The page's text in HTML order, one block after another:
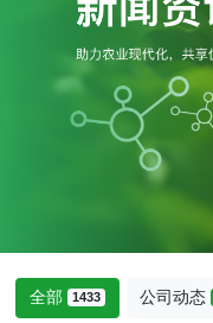
全部 1433 公司动态